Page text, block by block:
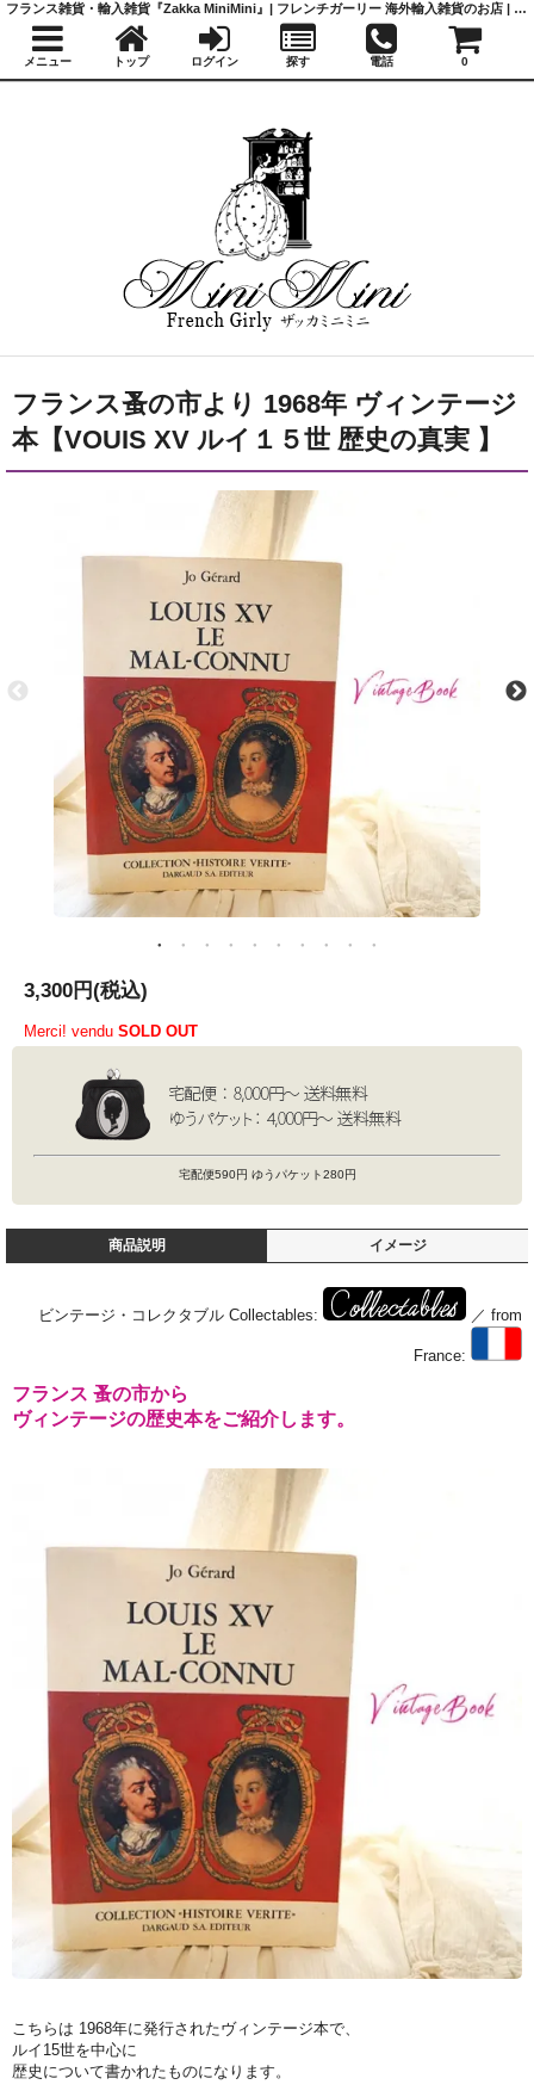
フランス蚤の市より 1968年 ヴィンテージ
本【VOUIS XV ルイ１５世 歴史の真実 】
3,300円(税込)
Merci! vendu SOLD OUT
宅配便590円 ゆうパケット280円
商品説明 イメージ
ビンテージ・コレクタブル Collectables: ／ from
France:
フランス 蚤の市から
ヴィンテージの歴史本をご紹介します。
こちらは 1968年に発行されたヴィンテージ本で、
ルイ15世を中心に
歴史について書かれたものになります。
フランス雑貨・輸入雑貨『Zakka MiniMini』| フレンチガーリー 海外輸入雑貨のお店 | かわいい雑貨 | 蚤の市 | アンティーク
メニュー トップ ログイン 探す 電話 0